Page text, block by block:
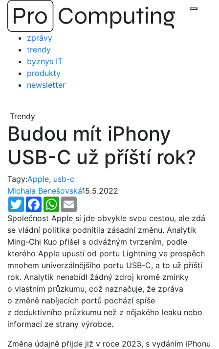
Přejít
obsah
zprávy
trendy
byznys IT
produkty
newsletter
Trendy
Budou mít iPhony
USB-C už příští rok?
Tagy:Apple, usb-c
Michala Benešovská15.5.2022
TwitterFacebookWhatsApp
Společnost Apple si jde obvykle svou cestou, ale zdá
se vládní politika podnítila zásadní změnu. Analytik
Ming-Chi Kuo přišel s odvážným tvrzením, podle
kterého Apple upustí od portu Lightning ve prospěch
mnohem univerzálnějšího portu USB-C, a to už příští
rok. Analytik nenabídl žádný zdroj kromě zmínky
o vlastním průzkumu, což naznačuje, že zpráva
o změně nabíjecích portů pochází spíše
z deduktivního průzkumu než z nějakého leaku nebo
informací ze strany výrobce.
Změna údajně přijde již v roce 2023, s vydáním iPhonu